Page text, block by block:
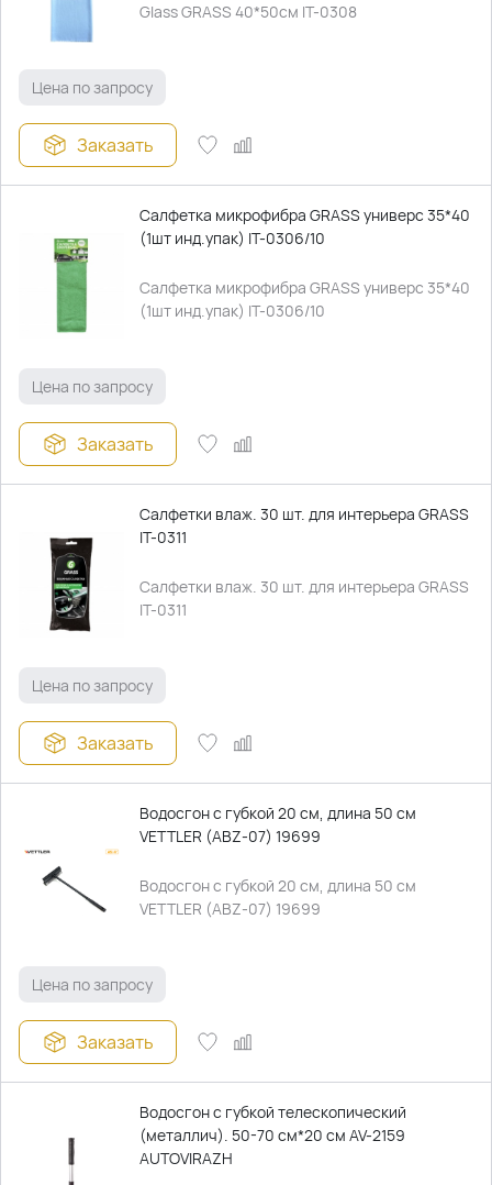
Glass GRASS 40*50см IT-0308
Цена по запросу
Заказать
Салфетка микрофибра GRASS универс 35*40
(1шт инд.упак) IT-0306/10
Салфетка микрофибра GRASS универс 35*40
(1шт инд.упак) IT-0306/10
Цена по запросу
Заказать
Салфетки влаж. 30 шт. для интерьера GRASS
IT-0311
Салфетки влаж. 30 шт. для интерьера GRASS
IT-0311
Цена по запросу
Заказать
Водосгон с губкой 20 см, длина 50 см
VETTLER (ABZ-07) 19699
Водосгон с губкой 20 см, длина 50 см
VETTLER (ABZ-07) 19699
Цена по запросу
Заказать
Водосгон с губкой телескопический
(металлич). 50-70 см*20 см AV-2159
AUTOVIRAZH